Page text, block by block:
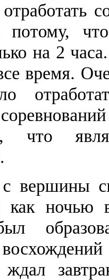
потому,
на 2
время.
что
как ночью
ждал